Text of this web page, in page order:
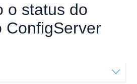
o status do
ConfigServer